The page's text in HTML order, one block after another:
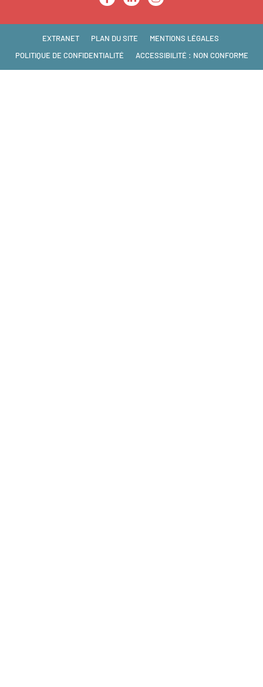
EXTRANET PLAN DU SITE
MENTIONS LÉGALES
POLITIQUE DE CONFIDENTIALITÉ
ACCESSIBILITÉ : NON CONFORME